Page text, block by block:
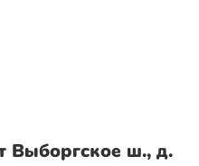
Выборгское ш., д.